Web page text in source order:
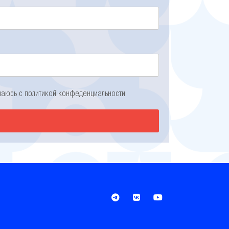
с политикой конфеденциальности